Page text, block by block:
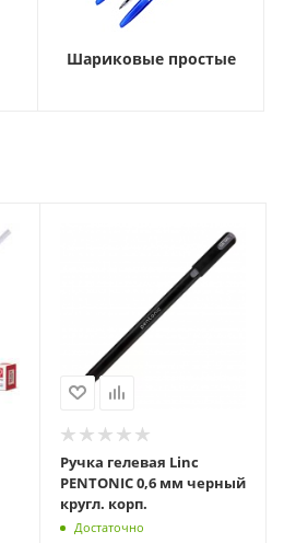
Шариковые простые
Ручка гелевая Linc
PENTONIC 0,6 мм черный
кругл. корп.
Достаточно